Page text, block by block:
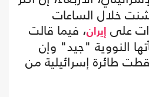
شنت خلال الساعات
على إيران، فيما قالت
النووية "جيد" وإن
طائرة إسرائيلية من